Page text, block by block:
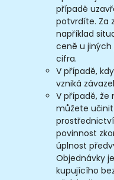
případě
potvrdíte. Za
například
ceně u
cifra.
V případě,
vzniká
V případě, že
můžete
povinnost
úplnost
Objednávky
kupujícího